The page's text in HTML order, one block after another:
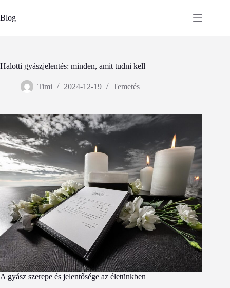
to
content
Blog
Halotti gyászjelentés: minden, amit tudni kell
Timi 2024-12-19 Temetés
A gyász szerepe és jelentősége az életünkben